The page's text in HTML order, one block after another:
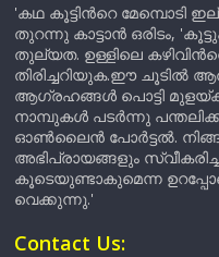
'കഥ കൂട്ടിന്‍റെ മേമ്പൊടി
തുറന്നു കാട്ടാൻ ഒരിടം,
തുല്യത. ഉള്ളിലെ
തിരിച്ചറിയുക.ഈ ചൂടിൽ
ആഗ്രഹങ്ങൾ പൊട്ടി
നാമ്പുകൾ പടർന്നു
ഓൺലൈൻ പോർട്ടൽ.
അഭിപ്രായങ്ങളും
കൂടെയുണ്ടാകുമെന്ന
വെക്കുന്നു.'
Contact Us: